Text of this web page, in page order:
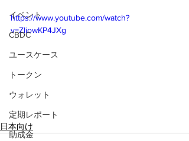
イベント
CBDC
ユースケース
トークン
ウォレット
定期レポート
助成金
https://www.youtube.com/watch?
v=ZIiowKP4JXg
日本向け